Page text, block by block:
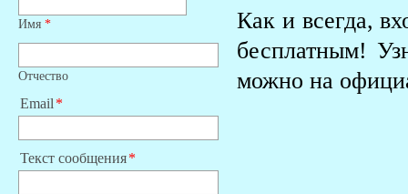
Имя *
Отчество
Email
Текст сообщения
Как и всегда,
бесплатным!
можно на